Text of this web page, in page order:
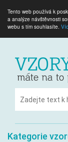
Tento web používá k
a analýze návštěvnosti
webu s tím souhlasíte.
Kategorie